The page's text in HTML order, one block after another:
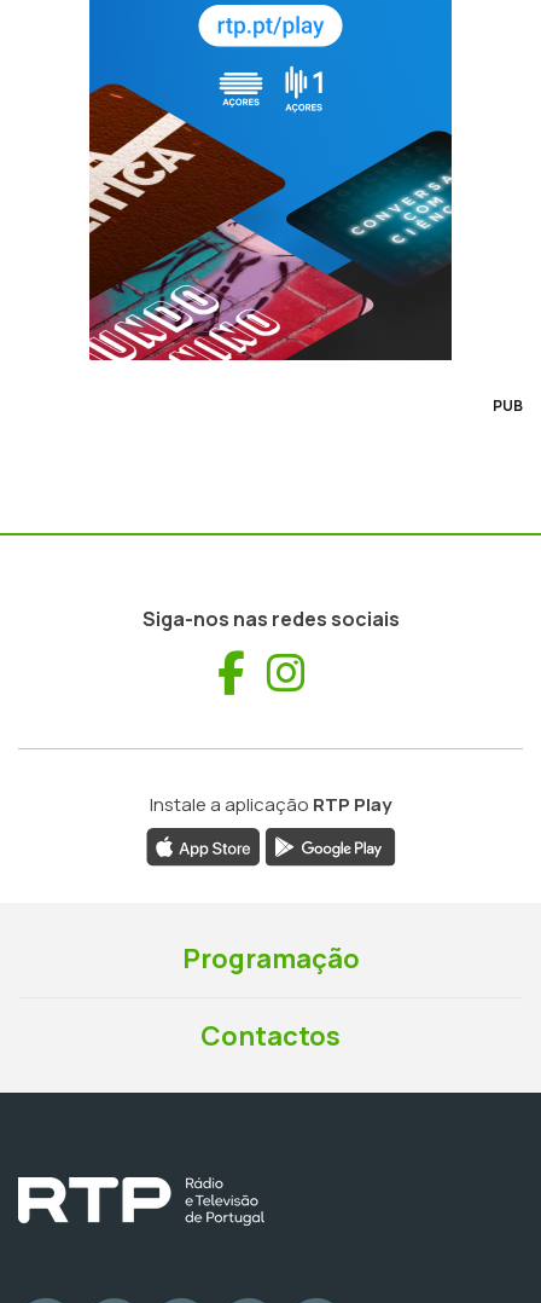
PUB
Siga-nos nas redes sociais
Facebook
Instale a aplicação RTP Play
Programação
Contactos